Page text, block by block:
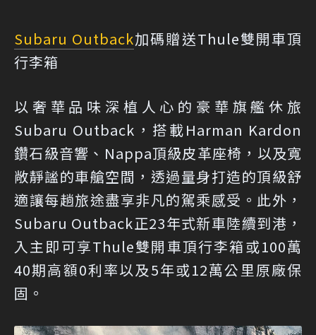
Subaru Outback加碼贈送Thule雙開車頂
行李箱
以奢華品味深植人心的豪華旗艦休旅
Subaru Outback，搭載Harman Kardon
鑽石級音響、Nappa頂級皮革座椅，以及寬
敞靜謐的車艙空間，透過量身打造的頂級舒
適讓每趟旅途盡享非凡的駕乘感受。此外，
Subaru Outback正23年式新車陸續到港，
入主即可享Thule雙開車頂行李箱或100萬
40期高額0利率以及5年或12萬公里原廠保
固。